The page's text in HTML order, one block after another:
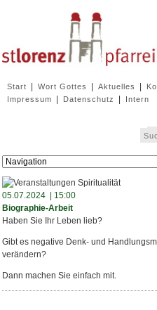
überspringen
Start Wort Gottes Aktuelles
Impressum Datenschutz Intern
Zielseite
05.07.2024 | 15:00
Biographie-Arbeit
Haben Sie Ihr Leben lieb?
Gibt es negative Denk- und
verändern?
Dann machen Sie einfach mit.